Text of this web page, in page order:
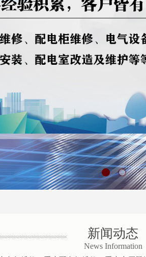
新闻动态
News Information